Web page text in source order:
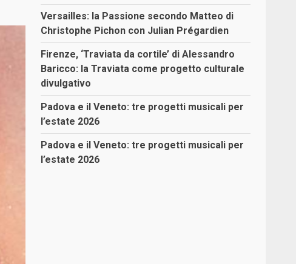
Versailles: la Passione secondo Matteo di
Christophe Pichon con Julian Prégardien
Firenze, ‘Traviata da cortile’ di Alessandro
Baricco: la Traviata come progetto culturale
divulgativo
Padova e il Veneto: tre progetti musicali per
l’estate 2026
Padova e il Veneto: tre progetti musicali per
l’estate 2026